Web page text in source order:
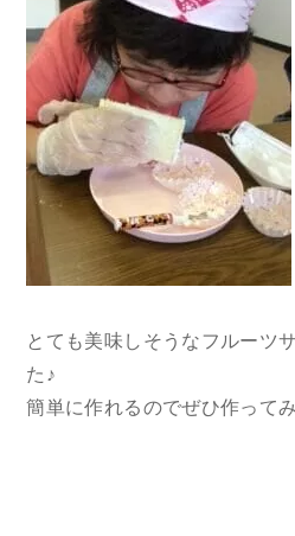
とても美味しそうなフルーツ
た♪
簡単に作れるのでぜひ作って